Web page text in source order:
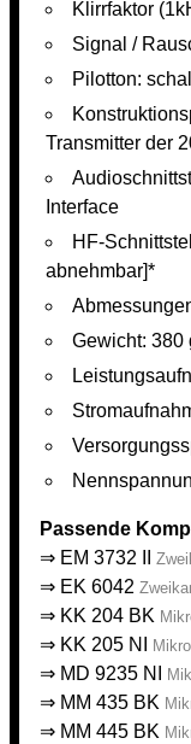
Klirrfaktor
Signal /
Pilotton:
Transmitter der
Interface
HF-
abnehmbar]*
Gewicht: 380
Passende
⇒ EM 3732 II
⇒ EK 6042
⇒ KK 204 BK
⇒ KK 205 NI
⇒ MD 9235 NI
⇒ MM 435 BK
⇒ MM 445 BK